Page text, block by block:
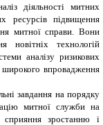
діяльності митних
ресурсів підвищення
митної справи. Вони
новітніх технологій
аналізу ризикових
широкого впровадження
завдання на порядку
митної служби на
сприяння зростанню і